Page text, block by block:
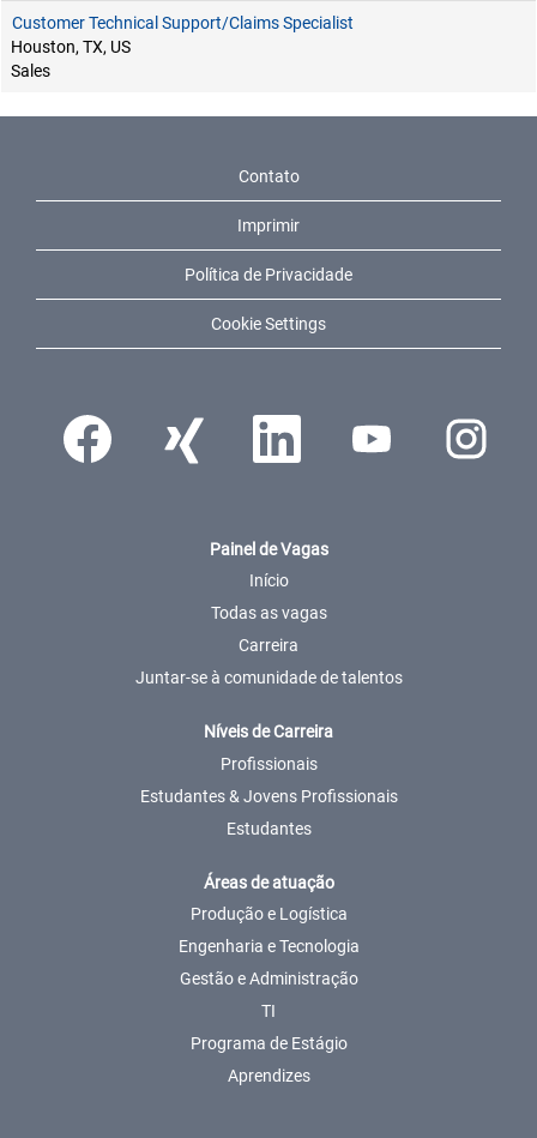
Customer Technical Support/Claims Specialist
Houston, TX, US
Sales
Contato
Imprimir
Política de Privacidade
Cookie Settings
Abre num novo separador.
Abre num novo separador.Abre num novo separador.Abre num novo separador.
Abre num
Painel de Vagas
Início
Todas as vagas
Carreira
Juntar-se à comunidade de talentos
Níveis de Carreira
Profissionais
Estudantes & Jovens Profissionais
Estudantes
Áreas de atuação
Produção e Logística
Engenharia e Tecnologia
Gestão e Administração
TI
Programa de Estágio
Aprendizes